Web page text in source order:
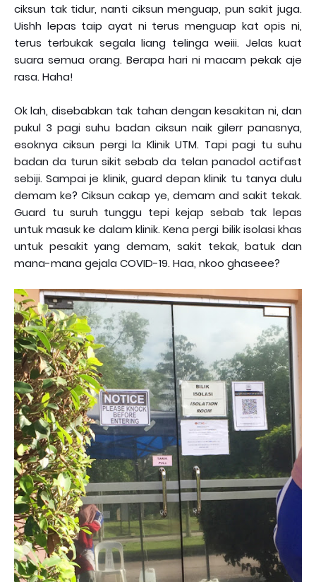
ciksun tak tidur, nanti ciksun menguap, pun sakit juga.
Uishh lepas taip ayat ni terus menguap kat opis ni,
terus terbukak segala liang telinga weiii. Jelas kuat
suara semua orang. Berapa hari ni macam pekak aje
rasa. Haha!
Ok lah, disebabkan tak tahan dengan kesakitan ni, dan
pukul 3 pagi suhu badan ciksun naik gilerr panasnya,
esoknya ciksun pergi la Klinik UTM. Tapi pagi tu suhu
badan da turun sikit sebab da telan panadol actifast
sebiji. Sampai je klinik, guard depan klinik tu tanya dulu
demam ke? Ciksun cakap ye, demam and sakit tekak.
Guard tu suruh tunggu tepi kejap sebab tak lepas
untuk masuk ke dalam klinik. Kena pergi bilik isolasi khas
untuk pesakit yang demam, sakit tekak, batuk dan
mana-mana gejala COVID-19. Haa, nkoo ghaseee?